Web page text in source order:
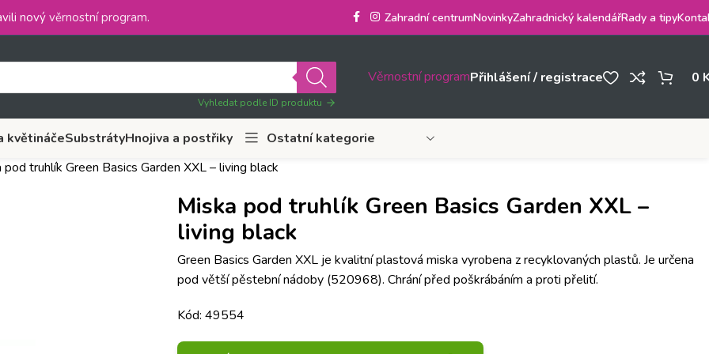
nový věrnostní program. Zahradní centrumNovinkyZahradnický kalendářRady a tipy
Vyhledat podle ID produktu
Věrnostní programPřihlášení / registrace 0
květináčeSubstrátyHnojiva a postřiky
Ostatní kategorie
pod truhlík Green Basics Garden XXL – living black
Miska pod truhlík Green Basics Garden XXL –
living black
Green Basics Garden XXL je kvalitní plastová miska vyrobena z recyklovaných plastů. Je určena
pod větší pěstební nádoby (520968). Chrání před poškrábáním a proti přelití.
Kód: 49554